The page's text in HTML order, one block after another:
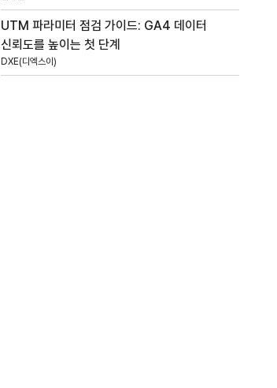
UTM 파라미터 점검 가이드: GA4 데이터
신뢰도를 높이는 첫 단계
DXE(디엑스이)